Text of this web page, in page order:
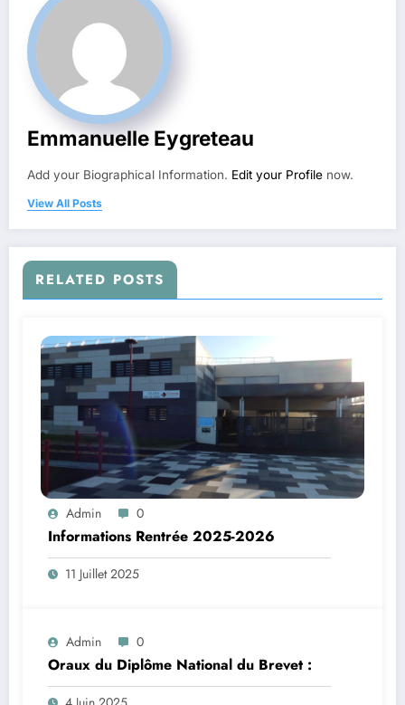
Emmanuelle Eygreteau
Add your Biographical Information. Edit your Profile now.
View All Posts
RELATED POSTS
Admin 0
Informations Rentrée 2025-2026
11 Juillet 2025
Admin 0
Oraux du Diplôme National du Brevet :